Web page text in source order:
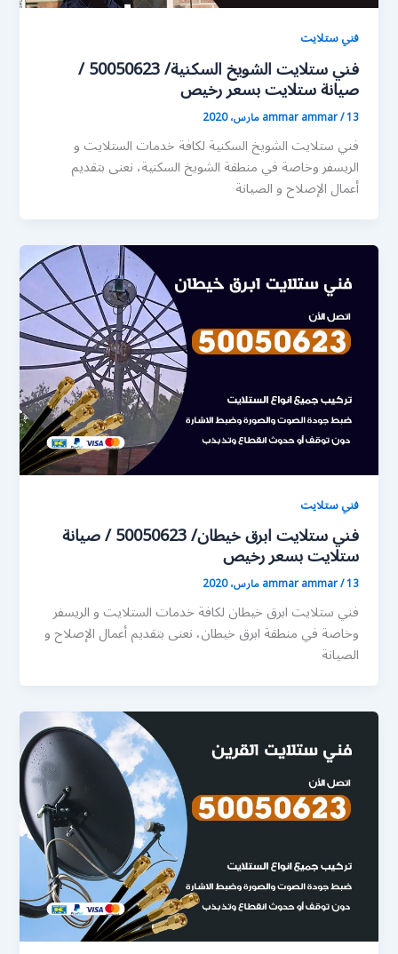
فني ستلايت
فني ستلايت الشويخ السكنية/ 50050623 /
صيانة ستلايت بسعر رخيص
ammar ammar/13 مارس، 2020
فني ستلايت الشويخ السكنية لكافة خدمات الستلايت و
الريسفر وخاصة في منطقة الشويخ السكنية، نعنى بتقديم
أعمال الإصلاح و الصيانة
فني ستلايت
فني ستلايت ابرق خيطان/ 50050623 / صيانة
ستلايت بسعر رخيص
ammar ammar/13 مارس، 2020
فني ستلايت ابرق خيطان لكافة خدمات الستلايت و الريسفر
وخاصة في منطقة ابرق خيطان، نعنى بتقديم أعمال الإصلاح و
الصيانة